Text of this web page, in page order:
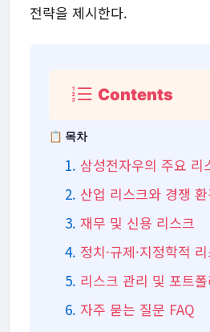
전략을 제시한다.
Contents
📋 목차
삼성전자우의 주요 리
산업 리스크와 경쟁
재무 및 신용 리스크
정치·규제·지정학적
리스크 관리 및 포트
자주 묻는 질문 FAQ